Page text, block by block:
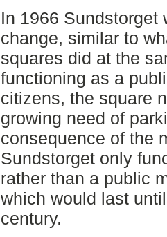
In 1966 Sundstorget
change, similar to
squares did at the
functioning as a
citizens, the square
growing need of
consequence of the
Sundstorget only
rather than a public
which would last
century.